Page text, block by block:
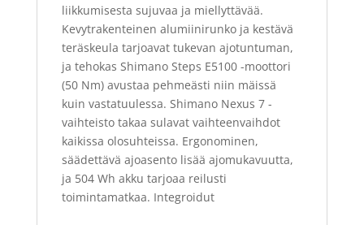
liikkumisesta sujuvaa ja miellyttävää.
Kevytrakenteinen alumiinirunko ja kestävä
teräskeula tarjoavat tukevan ajotuntuman,
ja tehokas Shimano Steps E5100 -moottori
(50 Nm) avustaa pehmeästi niin mäissä
kuin vastatuulessa. Shimano Nexus 7 -
vaihteisto takaa sulavat vaihteenvaihdot
kaikissa olosuhteissa. Ergonominen,
säädettävä ajoasento lisää ajomukavuutta,
ja 504 Wh akku tarjoaa reilusti
toimintamatkaa. Integroidut